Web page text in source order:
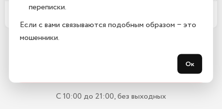
Какой срок гарантии?
С 10:00 до 21:00, без выходных
переписки.
Если с вами связываются подобным образом − это
мошенники.
Ок